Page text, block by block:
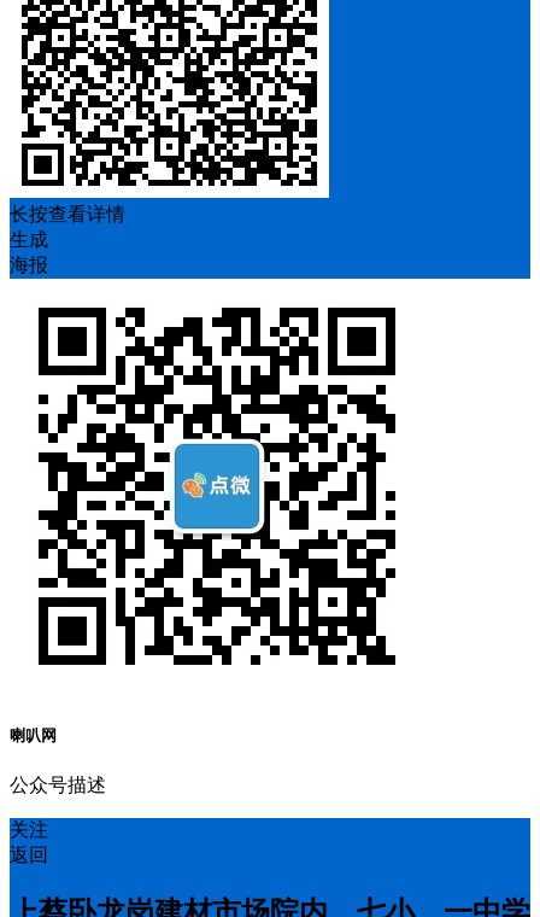
长按查看详情
生成
海报
喇叭网
公众号描述
关注
返回